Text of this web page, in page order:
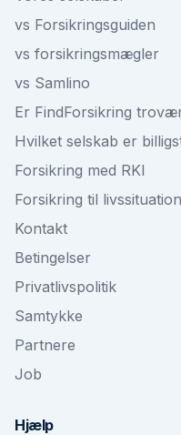
vs Forsikringsguiden
vs forsikringsmægler
vs Samlino
Er FindForsikring
Hvilket selskab er
Forsikring med RKI
Forsikring til livssituation
Kontakt
Betingelser
Privatlivspolitik
Samtykke
Partnere
Job
Hjælp